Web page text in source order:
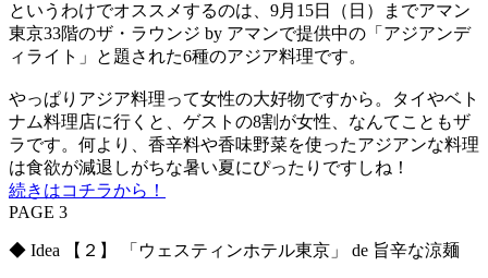
というわけでオススメするのは、9月15日（日）までアマン
東京33階のザ・ラウンジ by アマンで提供中の「アジアンデ
ィライト」と題された6種のアジア料理です。
やっぱりアジア料理って女性の大好物ですから。タイやベト
ナム料理店に行くと、ゲストの8割が女性、なんてこともザ
ラです。何より、香辛料や香味野菜を使ったアジアンな料理
は食欲が減退しがちな暑い夏にぴったりですしね！
続きはコチラから！
PAGE 3
◆ Idea 【２】 「ウェスティンホテル東京」 de 旨辛な涼麺